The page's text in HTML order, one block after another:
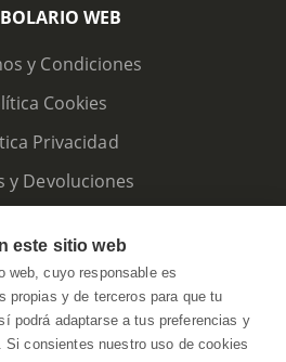
WEB
y Condiciones
Cookies
Privacidad
y Devoluciones
este sitio web
web, cuyo responsable es
propias y de terceros para que tu
podrá adaptarse a tus preferencias y
Si consientes nuestro uso de cookies